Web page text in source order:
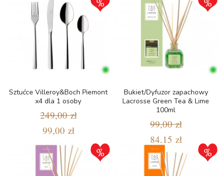
Sztućce Villeroy&Boch Piemont
x4 dla 1 osoby
249,00 zł
99,00 zł
Bukiet/Dyfuzor zapachowy
Lacrosse Green Tea & Lime
100ml
99,00 zł
84,15 zł